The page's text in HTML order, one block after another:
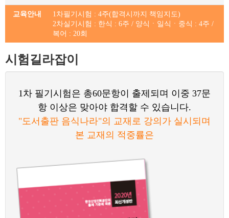
교육안내
1차필기시험 : 4주(합격시까지 책임지도)
2차실기시험 : 한식 : 6주 / 양식ㆍ일식ㆍ중식 : 4주 /
복어 : 20회
시험길라잡이
1차 필기시험은 총60문항이 출제되며 이중 37문
항 이상은 맞아야 합격할 수 있습니다.
"도서출판 음식나라"의 교재로 강의가 실시되며
본 교재의 적중률은